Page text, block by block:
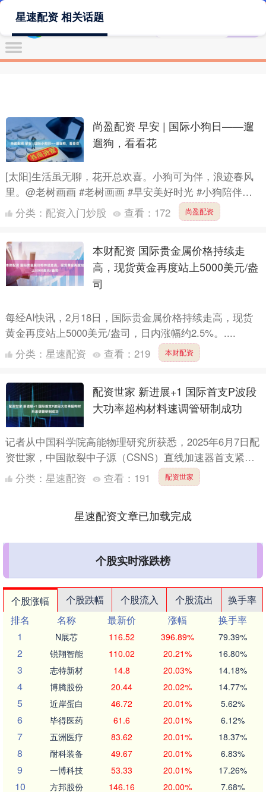
星速配资 相关话题
尚盈配资 早安 | 国际小狗日——遛
遛狗，看看花
[太阳]生活虽无聊，花开总欢喜。小狗可为伴，浪迹春风
里。@老树画画 #老树画画 #早安美好时光 #小狗陪伴生
活 #治愈系小动物 #每日正能量 #诗意生活分享 #....
分类： 配资入门炒股 查看： 172 尚盈配资
本财配资 国际贵金属价格持续走
高，现货黄金再度站上5000美元/盎
司
每经AI快讯，2月18日，国际贵金属价格持续走高，现货
黄金再度站上5000美元/盎司，日内涨幅约2.5%。....
分类： 星速配资 查看： 219 本财配资
配资世家 新进展+1 国际首支P波段
大功率超构材料速调管研制成功
记者从中国科学院高能物理研究所获悉，2025年6月7日配
资世家，中国散裂中子源（CSNS）直线加速器首支紧凑
型P波段大功率超构材料速调管，在中国科学院高能物理
研....
分类： 星速配资 查看： 191 配资世家
星速配资文章已加载完成
个股实时涨跌榜
个股涨幅 个股跌幅 个股流入 个股流出
换手率
排名
名称 最新价 涨幅
换手率
1
N展芯 116.52 396.89% 79.39%
2 锐翔智能 110.02 20.21% 16.80%
3 志特新材 14.8 20.03% 14.18%
4 博腾股份 20.44 20.02% 14.77%
5 近岸蛋白 46.72 20.01% 5.62%
6 毕得医药 61.6 20.01% 6.12%
7 五洲医疗 83.62 20.01% 18.37%
8 耐科装备 49.67 20.01% 6.83%
9 一博科技 53.33 20.01% 17.26%
10 方邦股份 146.16 20.00% 7.68%